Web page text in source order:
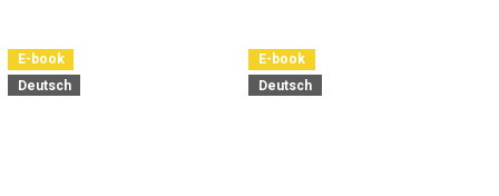
E-book
Deutsch
E-book
Deutsch